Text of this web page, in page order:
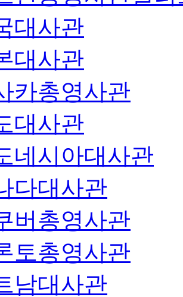
대사관
대사관
카총영사관
대사관
네시아대사관
다대사관
버총영사관
토총영사관
남대사관